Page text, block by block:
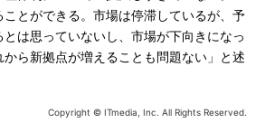
とができる。市場は停滞しているが、予
は思っていないし、市場が下向きになっ
ら新拠点が増えることも問題ない」と述
Copyright © ITmedia, Inc. All Rights Reserved.